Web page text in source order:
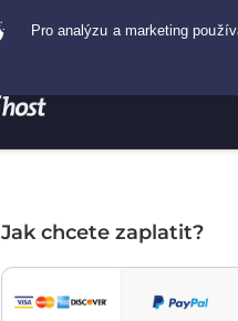
Jak chcete zaplatit?